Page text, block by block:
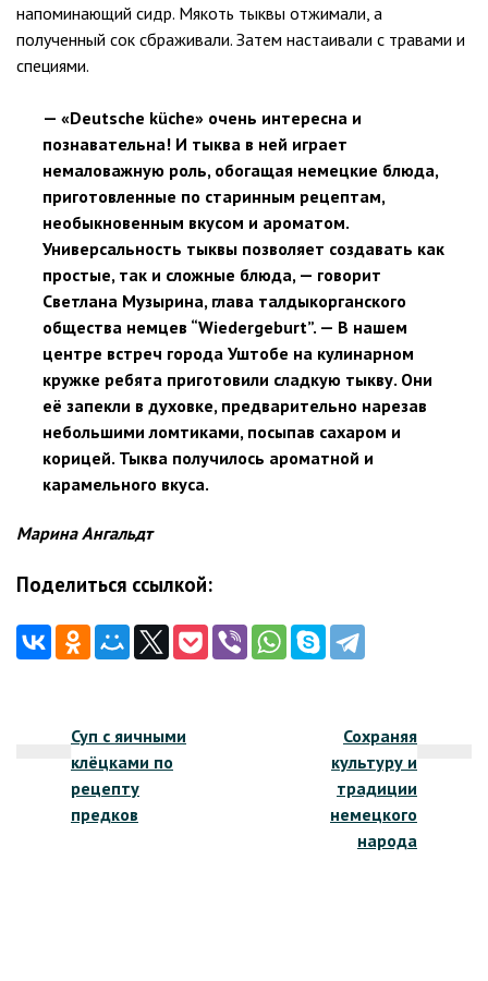
напоминающий сидр. Мякоть тыквы отжимали, а
полученный сок сбраживали. Затем настаивали с травами и
специями.
— «Deutsche küche» очень интересна и
познавательна! И тыква в ней играет
немаловажную роль, обогащая немецкие блюда,
приготовленные по старинным рецептам,
необыкновенным вкусом и ароматом.
Универсальность тыквы позволяет создавать как
простые, так и сложные блюда, — говорит
Светлана Музырина, глава талдыкорганского
общества немцев “Wiedergeburt”. — В нашем
центре встреч города Уштобе на кулинарном
кружке ребята приготовили сладкую тыкву. Они
её запекли в духовке, предварительно нарезав
небольшими ломтиками, посыпав сахаром и
корицей. Тыква получилось ароматной и
карамельного вкуса.
Марина Ангальдт
Поделиться ссылкой:
записям
Суп с яичными
клёцками по
рецепту
предков
Сохраняя
культуру и
традиции
немецкого
народа